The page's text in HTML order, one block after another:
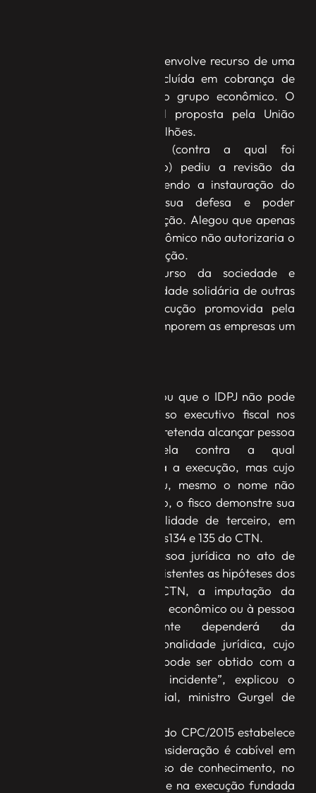
O caso é inédito no STJ e envolve recurso de uma
sociedade empresária, incluída em cobrança de
outra empresa do mesmo grupo econômico. O
valor da execução fiscal proposta pela União
alcança cerca de R$ 108 milhões.
A empresa recorrente (contra a qual foi
redirecionada a execução) pediu a revisão da
decisão do TRF4, requerendo a instauração do
IDPJ para apresentar sua defesa e poder
questionar a desconsideração. Alegou que apenas
a existência de grupo econômico não autorizaria o
redirecionamento da execução.
O TRF4 negou o recurso da sociedade e
reconheceu a responsabilidade solidária de outras
pessoas jurídicas na execução promovida pela
Fazenda Nacional, por comporem as empresas um
A Primeira Turma ressalvou que o IDPJ não pode
ser instaurado no processo executivo fiscal nos
casos em que a Fazenda pretenda alcançar pessoa
jurídica distinta daquela contra a qual
originalmente foi ajuizada a execução, mas cujo
nome conste da CDA ou, mesmo o nome não
estando no título executivo, o fisco demonstre sua
responsabilidade, na qualidade de terceiro, em
consonância com os artigos134 e 135 do CTN.
“Sem a indicação da pessoa jurídica no ato de
lançamento, ou sendo inexistentes as hipóteses dos
artigos 134 e 135 do CTN, a imputação da
responsabilidade ao grupo econômico ou à pessoa
jurídica dele integrante dependerá da
desconsideração da personalidade jurídica, cujo
reconhecimento somente pode ser obtido com a
instauração do referido incidente”, explicou o
relator do recurso especial, ministro Gurgel de
Segundo ele, o artigo 134 do CPC/2015 estabelece
que o incidente de desconsideração é cabível em
todas as fases do processo de conhecimento, no
cumprimento de sentença e na execução fundada